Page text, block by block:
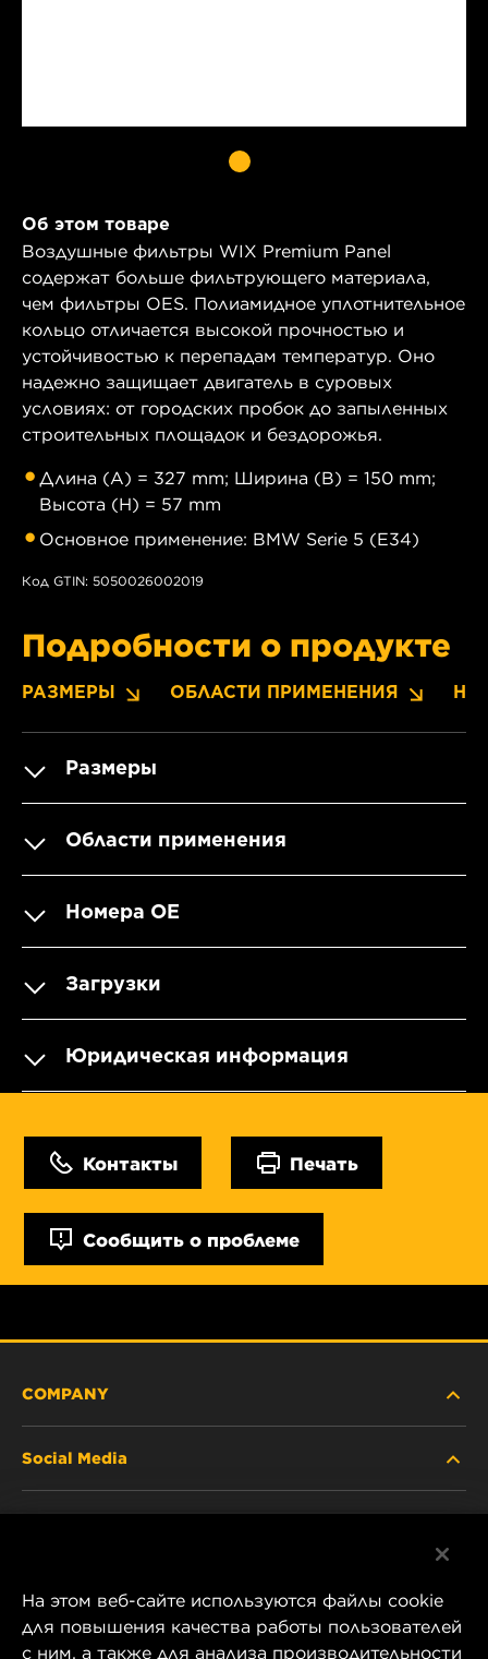
Об этом товаре
Воздушные фильтры WIX Premium Panel
содержат больше фильтрующего материала,
чем фильтры OES. Полиамидное уплотнительное
кольцо отличается высокой прочностью и
устойчивостью к перепадам температур. Оно
надежно защищает двигатель в суровых
условиях: от городских пробок до запыленных
строительных площадок и бездорожья.
Длина (A) = 327 mm; Ширина (B) = 150 mm;
Высота (H) = 57 mm
Основное применение: BMW Serie 5 (E34)
Код GTIN: 5050026002019
Подробности о продукте
РАЗМЕРЫ ОБЛАСТИ ПРИМЕНЕНИЯ
Размеры
Области применения
Номера OE
Загрузки
Юридическая информация
Контакты Печать
Сообщить о проблеме
COMPANY
CAREER
Social Media
Instagram
На этом веб-сайте используются файлы cookie
для повышения качества работы пользователей
с ним, а также для анализа производительности